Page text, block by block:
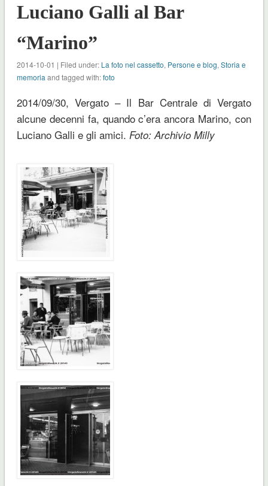
Luciano Galli al Bar
“Marino”
2014-10-01 | Filed under: La foto nel cassetto, Persone e blog, Storia e
memoria and tagged with:foto
2014/09/30, Vergato – Il Bar Centrale di Vergato
alcune decenni fa, quando c’era ancora Marino, con
Luciano Galli e gli amici. Foto: Archivio Milly